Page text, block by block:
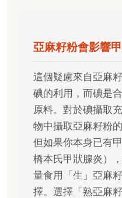
亞麻籽粉會影響
這個疑慮來自亞麻
碘的利用，而碘是
原料。對於碘攝取
物中攝取亞麻籽粉
但如果你本身已有
橋本氏甲狀腺炎）
量食用「生」亞麻
擇。選擇「熟亞麻